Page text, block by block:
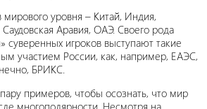
мирового уровня – Китай, Индия,
Аравия, ОАЭ. Своего рода
суверенных игроков выступают такие
участием России, как, например, ЕАЭС,
БРИКС.
примеров, чтобы осознать, что мир
многополярности. Несмотря на